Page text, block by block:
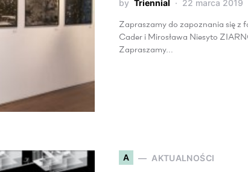
by Triennial 22 marca 2019
Zapraszamy do zapoznania się z
Cader i Mirosława Niesyto
Zapraszamy…
A AKTUALNOŚCI